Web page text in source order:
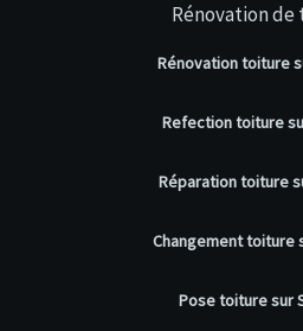
Rénovation
Rénovation toiture
Refection toiture
Réparation toiture
Changement toiture
Pose toiture sur